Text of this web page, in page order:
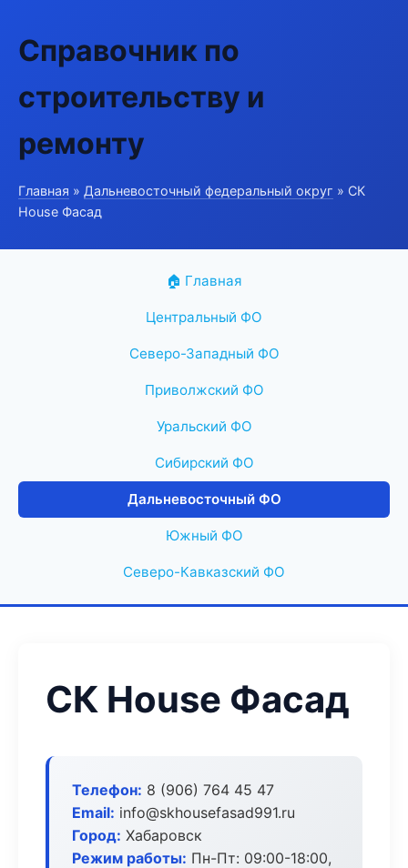
Справочник по
строительству и
ремонту
Главная » Дальневосточный федеральный округ » СК
House Фасад
🏠 Главная
Центральный ФО
Северо-Западный ФО
Приволжский ФО
Уральский ФО
Сибирский ФО
Дальневосточный ФО
Южный ФО
Северо-Кавказский ФО
СК House Фасад
Телефон: 8 (906) 764 45 47
Email: info@skhousefasad991.ru
Город: Хабаровск
Режим работы: Пн-Пт: 09:00-18:00,